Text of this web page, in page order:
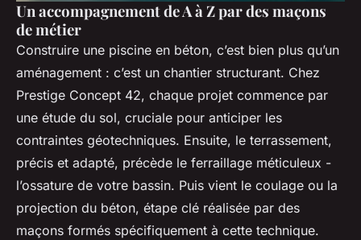
Un accompagnement de A à Z par des maçons
de métier
Construire une piscine en béton, c’est bien plus qu’un
aménagement : c’est un chantier structurant. Chez
Prestige Concept 42, chaque projet commence par
une étude du sol, cruciale pour anticiper les
contraintes géotechniques. Ensuite, le terrassement,
précis et adapté, précède le ferraillage méticuleux -
l’ossature de votre bassin. Puis vient le coulage ou la
projection du béton, étape clé réalisée par des
maçons formés spécifiquement à cette technique.